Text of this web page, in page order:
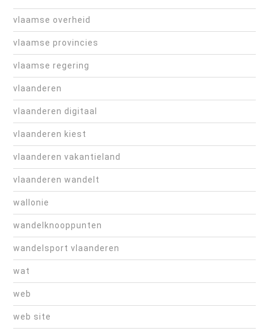
vlaamse overheid
vlaamse provincies
vlaamse regering
vlaanderen
vlaanderen digitaal
vlaanderen kiest
vlaanderen vakantieland
vlaanderen wandelt
wallonie
wandelknooppunten
wandelsport vlaanderen
wat
web
web site